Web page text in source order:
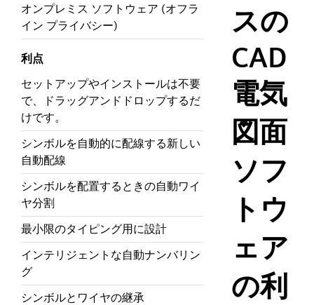
オンプレミス ソフトウェア (オフラ
イン プライバシー)
利点
セットアップやインストールは不要
で、ドラッグアンドドロップするだ
けです。
シンボルを自動的に配線する新しい
自動配線
シンボルを配置するときの自動ワイ
ヤ分割
最小限のタイピング用に設計
インテリジェントな自動ナンバリン
グ
シンボルとワイヤの継承
スの
CAD
電気
図面
ソフ
トウ
ェア
の利